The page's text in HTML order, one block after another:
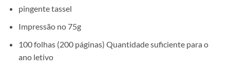
pingente tassel
Impressão no 75g
100 folhas (200 páginas) Quantidade suficiente para o
ano letivo